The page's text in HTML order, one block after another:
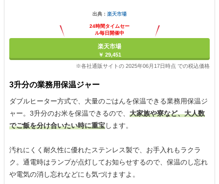
出典： 楽天市場
24時間タイムセー
ル毎日開催中
楽天市場
￥ 29,451
※各社通販サイトの 2025年06月17日時点 での税込価格
3升分の業務用保温ジャー
ダブルヒーター方式で、大量のごはんを保温できる業務用保温ジ
ャー。3升分のお米を保温できるので、 大家族や寮など、大人数
でご飯を分け合いたい時に重宝します。
汚れにくく耐久性に優れたステンレス製で、お手入れもラクラ
ク。通電時はランプが点灯してお知らせするので、保温のし忘れ
や電気の消し忘れなどにも気づけますよ。